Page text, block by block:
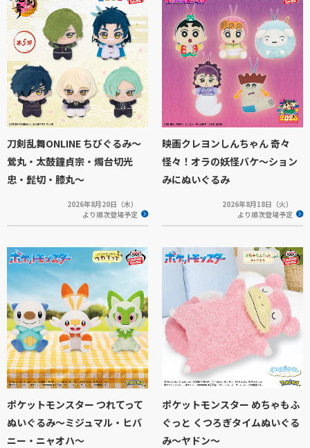
刀剣乱舞ONLINE ちびぐるみ～
鶯丸・太鼓鐘貞宗・燭台切光
忠・髭切・膝丸～
2026年8月20日（木）
より順次登場予定
映画クレヨンしんちゃん 奇々
怪々！オラの妖怪バケ～ション
みにぬいぐるみ
2026年8月18日（火）
より順次登場予定
ポケットモンスター つれてって
ぬいぐるみ～ミジュマル・ヒバ
ニー・ニャオハ～
ポケットモンスター めちゃもふ
ぐっと くつろぎタイムぬいぐる
み～ヤドン～